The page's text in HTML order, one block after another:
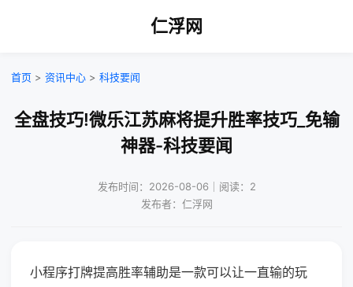
仁浮网
首页 > 资讯中心 > 科技要闻
全盘技巧!微乐江苏麻将提升胜率技巧_免输
神器-科技要闻
发布时间：2026-08-06｜阅读：2
发布者：仁浮网
小程序打牌提高胜率辅助是一款可以让一直输的玩